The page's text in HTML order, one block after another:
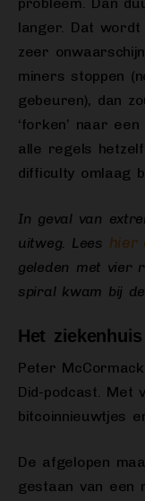
probleem. Dan
langer. Dat
zeer
miners stoppen
gebeuren), dan
‘forken’ naar
alle regels
difficulty omlaag
In geval van
uitweg. Lees hier
geleden met vier
spiral kwam bij de
Het
Peter
Did-podcast. Met
bitcoinnieuwtjes
De afgelopen
gestaan van een